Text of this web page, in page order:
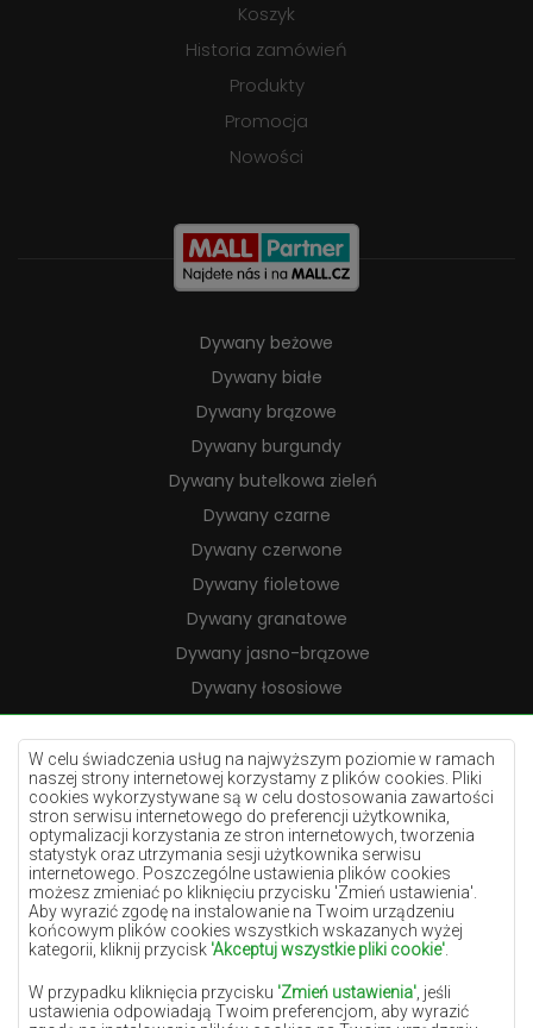
W celu świadczenia usług na najwyższym poziomie w ramach
naszej strony internetowej korzystamy z plików cookies. Pliki
cookies wykorzystywane są w celu dostosowania zawartości
stron serwisu internetowego do preferencji użytkownika,
optymalizacji korzystania ze stron internetowych, tworzenia
statystyk oraz utrzymania sesji użytkownika serwisu
internetowego. Poszczególne ustawienia plików cookies
możesz zmieniać po kliknięciu przycisku 'Zmień ustawienia'.
Aby wyrazić zgodę na instalowanie na Twoim urządzeniu
końcowym plików cookies wszystkich wskazanych wyżej
kategorii, kliknij przycisk 'Akceptuj wszystkie pliki cookie'
W przypadku kliknięcia przycisku 'Zmień ustawienia' , jeśli
ustawienia odpowiadają Twoim preferencjom, aby wyrazić
Koszyk
Historia zamówień
Produkty
Promocja
Nowości
Dywany beżowe
Dywany białe
Dywany brązowe
Dywany burgundy
Dywany butelkowa zieleń
Dywany czarne
Dywany czerwone
Dywany fioletowe
Dywany granatowe
Dywany jasno-brązowe
Dywany łososiowe
Dywany kremowe
Dywany lilac
Dywany żółte
Dywany miętowe
Dywany niebieskie
Dywany pomarańczowe
Dywany różowe
Dywany szare
Dywany terakota